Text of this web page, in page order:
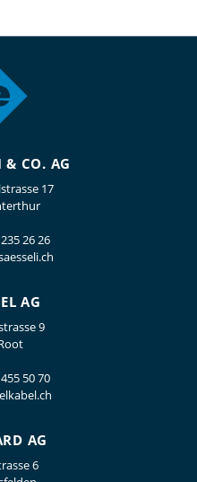
& CO. AG
17
26 26
AG
9
50 70
AG
6